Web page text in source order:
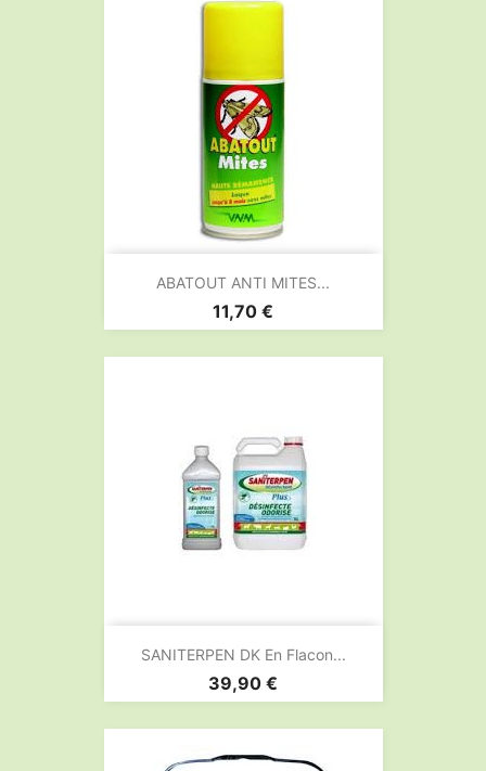
ABATOUT ANTI MITES...
Prix
11,70 €
SANITERPEN DK En Flacon...
Prix
39,90 €